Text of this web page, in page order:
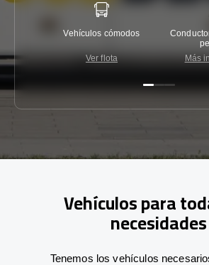
Vehículos cómodos
Ver flota
Más
Vehículos para
necesidades
Tenemos los vehículos